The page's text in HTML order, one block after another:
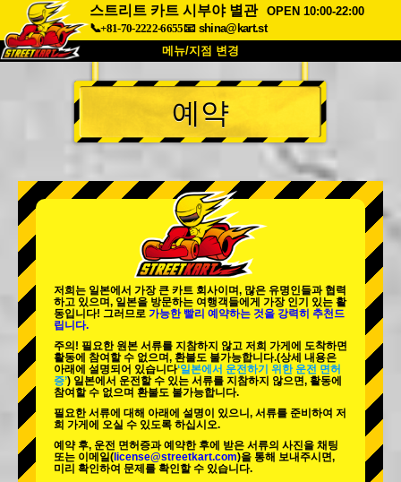
스트리트 카트 시부야 별관
OPEN 10:00-22:00
📞+81-70-2222-6655📧 shina@kart.st
메뉴/지점 변경
최상단
소개 사양 가격
회사 정보 예약
지점 변경
도쿄 시나가와 #1 도쿄 아키하바라#1
도쿄 아키하바라#2
도쿄 시부야 애넥스 도쿄 베이
도쿄 아사쿠사
오키나와
예약
저희는 일본에서 가장 큰 카트 회사이며, 많은 유명인들과 협력
하고 있으며, 일본을 방문하는 여행객들에게 가장 인기 있는 활
동입니다! 그러므로 가능한 빨리 예약하는 것을 강력히 추천드
립니다.
주의! 필요한 원본 서류를 지참하지 않고 저희 가게에 도착하면
활동에 참여할 수 없으며, 환불도 불가능합니다.(상세 내용은
아래에 설명되어 있습니다‘일본에서 운전하기 위한 운전 면허
증’) 일본에서 운전할 수 있는 서류를 지참하지 않으면, 활동에
참여할 수 없으며 환불도 불가능합니다.
필요한 서류에 대해 아래에 설명이 있으니, 서류를 준비하여 저
희 가게에 오실 수 있도록 하십시오.
예약 후, 운전 면허증과 예약한 후에 받은 서류의 사진을 채팅
또는 이메일( license@streetkart.com)을 통해 보내주시면,
미리 확인하여 문제를 확인할 수 있습니다.